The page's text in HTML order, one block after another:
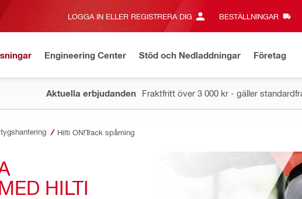
LOGGA IN ELLER REGISTRERA DIG BESTÄLLNINGAR
Engineering Center Stöd och Nedladdningar Företag
Aktuella erbjudanden Fraktfritt över 3 000 kr - gäller
Hilti ON!Track spårning
HILTI